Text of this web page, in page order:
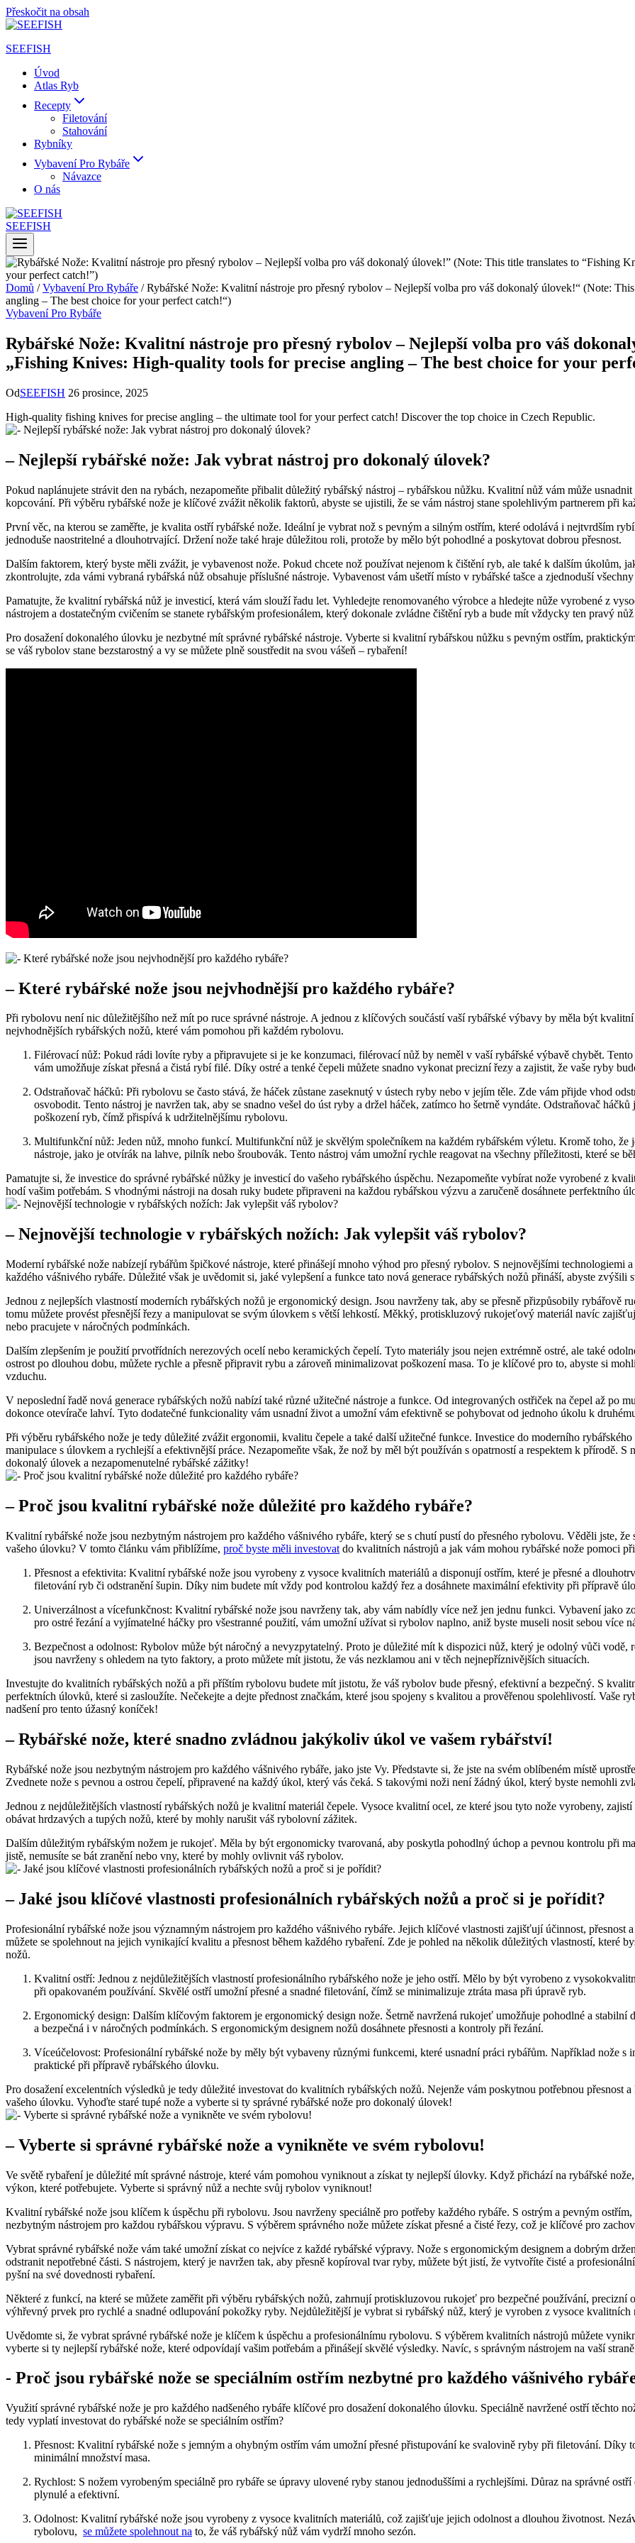
Přeskočit na obsah
SEEFISH
Úvod
Atlas Ryb
Recepty
Filetování
Stahování
Rybníky
Vybavení Pro Rybáře
Návazce
O nás
SEEFISH
Domů / Vybavení Pro Rybáře / Rybářské Nože: Kvalitní nástroje pro přesný rybolov – Nejlepší volba pro váš dokonalý úlovek!“ (Note:
angling – The best choice for your perfect catch!“)
Vybavení Pro Rybáře
Rybářské Nože: Kvalitní nástroje pro přesný rybolov – Nejlepší volba pro váš
„Fishing Knives: High-quality tools for precise angling – The best choice for your
OdSEEFISH 26 prosince, 2025
High-quality fishing knives⁣ for precise‌ angling – the ultimate tool for⁤ your ⁢perfect⁤ catch! Discover ⁢the ⁤top choice in‌ Czech ‍Republic.
– Nejlepší rybářské nože:⁤ Jak ​vybrat nástroj ‌pro dokonalý úlovek?
Pokud ⁢naplánujete ​strávit⁣ den na rybách, nezapomeňte přibalit důležitý rybářský ⁤nástroj – rybářskou nůžku.​ Kvalitní ​nůž vám může
kopcování. Při výběru rybářské nože je klíčové zvážit ⁢několik​ faktorů, abyste se⁤ ujistili, že se vám nástroj stane spolehlivým partnerem při
První věc, na kterou se zaměřte,‍ je kvalita⁤ ostří rybářské nože. Ideální​ je vybrat nož s pevným a silným ostřím, které ⁣odolává i nejtvrdším
jednoduše naostritelné a dlouhotrvající. Držení nože také hraje⁣ důležitou roli, protože⁢ by mělo být pohodlné a poskytovat dobrou přesnost.
Dalším faktorem, který byste měli⁤ zvážit, je​ vybavenost nože. Pokud chcete nož používat nejenom⁢ k čištění ryb, ale také ‌k dalším ⁢úkolům,
zkontrolujte, zda​ vámi ⁤vybraná rybářská nůž obsahuje příslušné nástroje.⁢ Vybavenost vám ušetří místo v rybářské tašce a zjednoduší
Pamatujte, že kvalitní rybářská‍ nůž ⁤je​ investicí, která vám slouží‌ řadu let. Vyhledejte⁤ renomovaného výrobce a hledejte nůže ⁤vyrobené z
nástrojem ‌a ⁢dostatečným cvičením se stanete rybářským profesionálem, který dokonale zvládne čištění ryb a bude mít vždycky ​ten⁣ pravý
Pro dosažení dokonalého úlovku​ je nezbytné mít správné rybářské nástroje.​ Vyberte si kvalitní rybářskou nůžku ⁣s pevným ostřím,
⁢se váš rybolov stane bezstarostný a vy se ⁤můžete plně ⁤soustředit na⁤ svou ⁤vášeň – rybaření!
– Které rybářské nože​ jsou​ nejvhodnější ​pro‌ každého rybáře?
Při ‌rybolovu⁢ není‍ nic důležitějšího než⁤ mít po ruce správné nástroje. A jednou z klíčových součástí vaší ‍rybářské výbavy by měla ⁢být
nejvhodnějších⁢ rybářských nožů, ‌které ‌vám pomohou při každém rybolovu.
Filérovací nůž: Pokud⁤ rádi lovíte‍ ryby a připravujete si je ke konzumaci, ⁣filérovací nůž by neměl v vaší rybářské výbavě chybět.
vám umožňuje získat přesná a čistá rybí filé. Díky ostré a tenké čepeli ⁤můžete snadno vykonat precizní řezy a‍ zajistit, že⁣ vaše ryby
Odstraňovač háčků: Při rybolovu se ⁤často stává, že háček zůstane zaseknutý v ústech ryby ⁣nebo v jejím těle. Zde vám přijde vhod
osvobodit. Tento nástroj je navržen tak, aby se snadno vešel do úst ryby a držel⁢ háček,⁣ zatímco⁣ ho ​šetrně vyndáte. Odstraňovač
poškození ryb, ⁤čímž přispívá k udržitelnějšímu rybolovu.
Multifunkční nůž: Jeden nůž, mnoho funkcí.​ Multifunkční nůž je skvělým⁢ společníkem na každém‌ rybářském výletu. Kromě toho, že
⁤nástroje, jako je otvírák na ​lahve, pilník⁤ nebo‍ šroubovák. Tento nástroj vám umožní rychle reagovat ⁤na ⁣všechny ⁢příležitosti, které se
Pamatujte⁣ si, že investice do správné rybářské nůžky je investicí do vašeho rybářského úspěchu. Nezapomeňte vybírat nože vyrobené z
hodí vašim potřebám. S vhodnými​ nástroji na dosah ⁢ruky budete připraveni⁣ na každou rybářskou výzvu ⁣a zaručeně dosáhnete perfektního
– ⁤Nejnovější technologie v rybářských nožích: Jak vylepšit váš rybolov?
Moderní rybářské nože nabízejí rybářům špičkové nástroje, které‌ přinášejí mnoho výhod pro přesný rybolov. S nejnovějšími
každého vášnivého rybáře.​ Důležité ‍však je uvědomit si, jaké vylepšení a funkce tato nová generace rybářských‍ nožů přináší, abyste zvýšili
Jednou z nejlepších vlastností moderních rybářských nožů je ergonomický design. ⁢Jsou navrženy tak, aby se přesně ⁣přizpůsobily⁤
tomu můžete ⁣provést přesnější řezy a‌ manipulovat se svým úlovkem s větší ⁤lehkostí. Měkký,‌ protiskluzový rukojeťový materiál navíc‌
nebo pracujete v náročných podmínkách.
Dalším⁢ zlepšením je použití prvotřídních nerezových ocelí nebo keramických čepelí. Tyto ⁤materiály jsou nejen extrémně ostré, ale také
ostrost po dlouhou dobu, můžete rychle ⁣a přesně připravit rybu ⁤a zároveň‌ minimalizovat⁢ poškození masa. ⁤To je klíčové pro to,⁤ abyste si
vzduchu.
V neposlední řadě nová ⁣generace⁣ rybářských nožů nabízí také různé‍ užitečné⁤ nástroje a funkce. Od integrovaných ​ostřiček na čepel⁢ až po
dokonce ‍otevírače lahví. Tyto dodatečné funkcionality⁣ vám usnadní⁤ život a umožní vám efektivně se ⁤pohybovat od ‍jednoho⁢ úkolu k
Při výběru rybářského nože je tedy ‌důležité zvážit ergonomii, kvalitu čepele a také další užitečné funkce. Investice ‌do moderního
‍manipulace s úlovkem a rychlejší a efektivnější práce. Nezapomeňte však, že nož by měl být používán ⁣s ‌opatrností a ​respektem k přírodě.
dokonalý úlovek a‍ nezapomenutelné ⁤rybářské zážitky!
– ⁣Proč jsou kvalitní rybářské nože důležité pro každého⁢ rybáře?
Kvalitní rybářské nože jsou nezbytným ⁣nástrojem pro ‌každého vášnivého rybáře,⁤ který se s chutí pustí do‍ přesného rybolovu. Věděli ⁢jste,
vašeho úlovku? V tomto článku vám přiblížíme, proč byste měli investovat do kvalitních ​nástrojů a jak vám mohou rybářské nože pomoci
Přesnost a efektivita: Kvalitní rybářské nože​ jsou vyrobeny‍ z vysoce kvalitních ⁤materiálů a disponují ostřím, které je přesné​ a
⁣filetování ryb či odstranění šupin. ‍Díky nim budete mít vždy pod kontrolou každý řez a dosáhnete maximální efektivity při⁤ přípravě
Univerzálnost a vícefunkčnost:‍ Kvalitní rybářské⁢ nože jsou navrženy tak, aby vám nabídly více než jen jednu funkci. Vybavení jako
pro ostré řezání a vyjímatelné⁢ háčky pro všestranné použití, ⁤vám umožní užívat si rybolov naplno, aniž ⁣byste museli nosit ‌sebou ‍více
Bezpečnost a odolnost: Rybolov může být náročný ⁣a⁤ nevyzpytatelný. ⁣Proto je důležité ‍mít k dispozici nůž, který je odolný vůči
jsou navrženy s ⁢ohledem na tyto faktory, a proto můžete⁢ mít jistotu, že vás nezklamou ani‍ v těch nejnepříznivějších situacích.
Investujte⁣ do​ kvalitních rybářských nožů a při příštím ⁢rybolovu budete⁣ mít jistotu, že váš rybolov bude přesný, efektivní a bezpečný. S
perfektních‍ úlovků, které si zasloužíte. Nečekejte a dejte přednost značkám, které ​jsou spojeny s ⁢kvalitou ⁢a⁣ prověřenou⁣ spolehlivostí. Vaše
nadšení pro tento úžasný ​koníček!
– Rybářské nože, které snadno zvládnou jakýkoliv úkol ve ⁢vašem rybářství!
Rybářské nože ​jsou⁣ nezbytným nástrojem pro​ každého vášnivého rybáře, jako ‍jste Vy. Představte si, že jste na svém oblíbeném místě
Zvednete nože s pevnou‌ a ostrou čepelí,⁤ připravené na každý ‍úkol, ‍který vás čeká. S takovými noži není žádný úkol, který ⁤byste nemohli
Jednou z nejdůležitějších vlastností‌ rybářských nožů je ⁢kvalitní‌ materiál čepele. Vysoce kvalitní ocel,‍ ze které jsou tyto nože vyrobeny,⁢
obávat hrdzavých a tupých nožů, ⁤které by mohly narušit váš rybolovní zážitek.
Dalším důležitým rybářským nožem ⁢je rukojeť. ‌Měla by být ergonomicky tvarovaná, aby poskytla pohodlný ‌úchop⁣ a pevnou kontrolu při
jistě, nemusíte se bát‍ zranění nebo ⁢vny, které​ by mohly⁣ ovlivnit váš rybolov.
– Jaké jsou klíčové vlastnosti profesionálních rybářských ‍nožů a proč si je ‌pořídit?
Profesionální rybářské nože ⁢jsou významným nástrojem pro⁢ každého vášnivého rybáře. Jejich klíčové ⁢vlastnosti zajišťují ‌účinnost,
můžete se spolehnout na jejich vynikající kvalitu a přesnost během ⁢každého rybaření. Zde je ⁢pohled na několik důležitých ​vlastností, které
‌nožů.
Kvalitní ostří: Jednou z nejdůležitějších vlastností profesionálního rybářského nože je jeho ostří. Mělo by ​být ​vyrobeno z
při​ opakovaném používání. Skvělé ostří umožní přesné a snadné filetování, čímž se minimalizuje ztráta masa při úpravě ryb.
Ergonomický⁤ design: Dalším klíčovým faktorem⁤ je⁤ ergonomický design ⁣nože. Šetrně‌ navržená rukojeť umožňuje⁤ pohodlné a‍ stabilní
a bezpečná i v náročných‌ podmínkách. S ergonomickým ⁣designem nožů dosáhnete přesnosti a kontroly při řezání.
Víceúčelovost: ⁤Profesionální‍ rybářské ​nože by měly být ‍vybaveny různými funkcemi, ⁣které⁢ usnadní práci rybářům. Například nože
praktické⁤ při přípravě rybářského úlovku.
Pro dosažení excelentních výsledků je tedy důležité investovat do ‍kvalitních rybářských nožů. Nejenže ‍vám poskytnou potřebnou přesnost
vašeho‍ úlovku. Vyhoďte staré tupé nože a vyberte si ty​ správné ⁢rybářské ​nože pro dokonalý úlovek!
– Vyberte si správné rybářské nože⁤ a vynikněte ve svém rybolovu!
Ve světě‌ rybaření je důležité mít správné nástroje, které vám pomohou​ vyniknout⁢ a získat ty nejlepší úlovky. Když přichází na⁢ rybářské
⁣výkon, které potřebujete. Vyberte si správný⁢ nůž a ⁣nechte svůj⁤ rybolov‌ vyniknout!
Kvalitní rybářské nože‌ jsou klíčem k úspěchu při rybolovu. Jsou navrženy‌ speciálně pro potřeby každého ​rybáře. S ostrým a pevným
nezbytným ​nástrojem pro každou rybářskou výpravu. S výběrem správného nože⁣ můžete získat přesné a čisté řezy, což je klíčové pro
Vybrat správné⁤ rybářské nože vám také umožní získat co nejvíce z každé rybářské výpravy. Nože s ergonomickým designem a dobrým⁤
odstranit‌ nepotřebné části.⁣ S nástrojem, ‍který‌ je navržen tak, aby ⁢přesně kopíroval tvar ryby, můžete být jistí, že vytvoříte ⁣čisté a
pyšní na ‌své dovednosti rybaření.
Některé z ‌funkcí,⁣ na které se můžete zaměřit při výběru rybářských⁣ nožů, zahrnují protiskluzovou rukojeť pro bezpečné ⁣používání, precizní
výhřevný prvek pro⁤ rychlé a ⁤snadné odlupování pokožky ryby. Nejdůležitější ⁢je vybrat⁢ si rybářský nůž, který je vyroben z vysoce
Uvědomte ​si, že vybrat správné rybářské nože je klíčem k ⁢úspěchu ‌a profesionálnímu rybolovu. S ‍výběrem kvalitních nástrojů můžete
vyberte si ty nejlepší ⁣rybářské ⁢nože, které odpovídají vašim potřebám a přinášejí​ skvělé ​výsledky. Navíc, s správným nástrojem⁢ na vaší
-⁣ Proč jsou⁣ rybářské nože se speciálním ostřím nezbytné ⁢pro každého vášnivého
Využití správné rybářské ⁢nože je​ pro každého nadšeného rybáře klíčové‍ pro dosažení dokonalého úlovku. Speciálně navržené ostří těchto
tedy vyplatí investovat do rybářské nože se speciálním ostřím?
Přesnost: Kvalitní rybářské nože s jemným a ohybným ostřím vám umožní⁣ přesné‍ přistupování‍ ke svalovině ryby při ​filetování. Díky
minimální množství masa.
Rychlost: S nožem vyrobeným speciálně pro rybáře se úpravy ulovené ryby stanou⁣ jednoduššími⁣ a ‌rychlejšími. Důraz na správné
plynulé a efektivní.
Odolnost: ​Kvalitní rybářské ‌nože jsou‍ vyrobeny z vysoce kvalitních materiálů, což zajišťuje jejich odolnost a dlouhou ⁢životnost.
rybolovu, ⁢ se můžete spolehnout na to, že váš ⁣rybářský nůž vám vydrží mnoho sezón.